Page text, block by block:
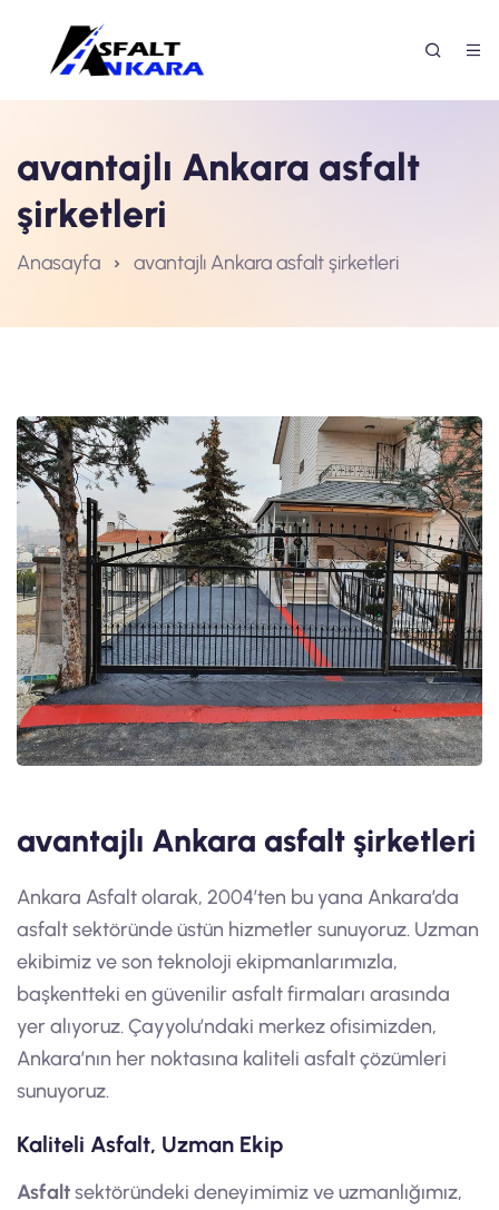
avantajlı Ankara asfalt
şirketleri
Anasayfa avantajlı Ankara asfalt şirketleri
avantajlı Ankara asfalt şirketleri
Ankara Asfalt olarak, 2004’ten bu yana Ankara’da
asfalt sektöründe üstün hizmetler sunuyoruz. Uzman
ekibimiz ve son teknoloji ekipmanlarımızla,
başkentteki en güvenilir asfalt firmaları arasında
yer alıyoruz. Çayyolu’ndaki merkez ofisimizden,
Ankara’nın her noktasına kaliteli asfalt çözümleri
sunuyoruz.
Kaliteli Asfalt, Uzman Ekip
Asfaltsektöründeki deneyimimiz ve uzmanlığımız,